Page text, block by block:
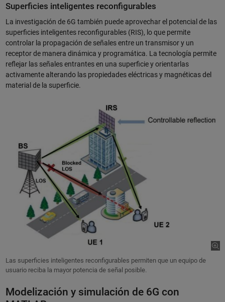
Superficies inteligentes reconfigurables
La investigación de 6G también puede aprovechar el potencial de las
superficies inteligentes reconfigurables (RIS), lo que permite
controlar la propagación de señales entre un transmisor y un
receptor de manera dinámica y programática. La tecnología permite
reflejar las señales entrantes en una superficie y orientarlas
activamente alterando las propiedades eléctricas y magnéticas del
material de la superficie.
Las superficies inteligentes reconfigurables permiten que un equipo de
usuario reciba la mayor potencia de señal posible.
Modelización y simulación de 6G con